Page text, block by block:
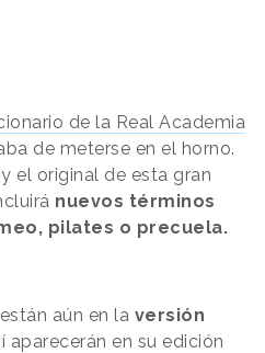
de la Real Academia
de meterse en el horno.
el original de esta gran
nuevos términos
pilates o precuela.
aún en la versión
aparecerán en su edición